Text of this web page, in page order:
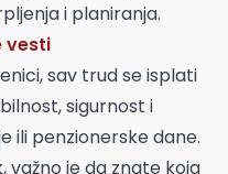
i planiranja.
vesti
sav trud se isplati
sigurnost i
ili penzionerske dane.
važno je da znate koja